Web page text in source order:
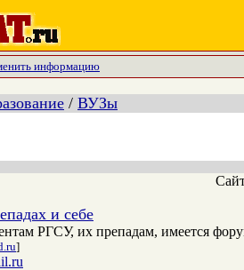
информацию
/ ВУЗы
и себе
РГСУ, их препадам, имеется
]